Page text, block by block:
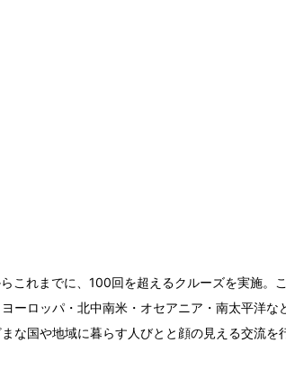
これまでに、100回を超えるクルーズを実施。
ーロッパ・北中南米・オセアニア・南太平洋
な国や地域に暮らす人びとと顔の見える交流を